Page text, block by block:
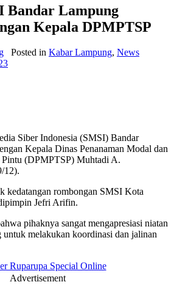
Bandar Lampung
Kepala DPMPTSP
Posted in Kabar Lampung, News
Siber Indonesia (SMSI) Bandar
Kepala Dinas Penanaman Modal dan
Pintu (DPMPTSP) Muhtadi A.
12).
kedatangan rombongan SMSI Kota
Jefri Arifin.
pihaknya sangat mengapresiasi niatan
melakukan koordinasi dan jalinan
Advertisement